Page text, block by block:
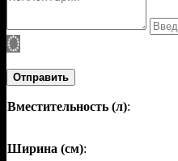
Отправить
Вместительность (л):
Ширина (см):